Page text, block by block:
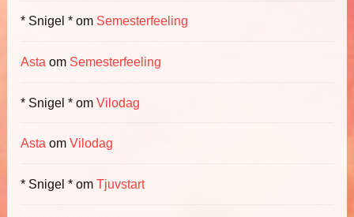
* Snigel * om Semesterfeeling
Asta om Semesterfeeling
* Snigel * omVilodag
Asta omVilodag
* Snigel * omTjuvstart